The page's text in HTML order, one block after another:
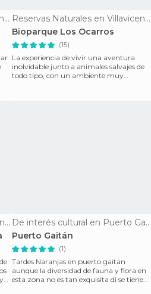
De interés turístico en Villavicencio
Reservas Naturales en Villavicencio
Bioparque Los Ocarros
(15)
La experiencia de vivir una aventura
inolvidable junto a animales salvajes de
todo tipo, con un ambiente muy
Parques Temáticos en Villavicencio
De interés cultural en Puerto Gaitán
Puerto Gaitán
(1)
Tardes Naranjas en puerto gaitan
aunque la diversidad de fauna y flora en
esta zona no es tan exquisita di se tienen